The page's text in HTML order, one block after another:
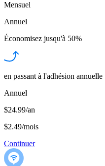
Mensuel
Annuel
Économisez jusqu'à 50%
en passant à l'adhésion annuelle
Annuel
$24.99/an
$2.49/mois
Continuer